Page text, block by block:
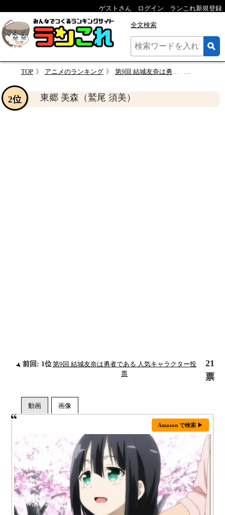
ゲストさん ログイン ランこれ新規登録
全文検索
TOP アニメのランキング 第9回 結城友奈は勇者である 人気キャラクター投票
東郷 美森（鷲尾 須美）
2位
前回: 1位第9回 結城友奈は勇者である 人気キャラクター投
票
21
票
Amazon で検索 ▶